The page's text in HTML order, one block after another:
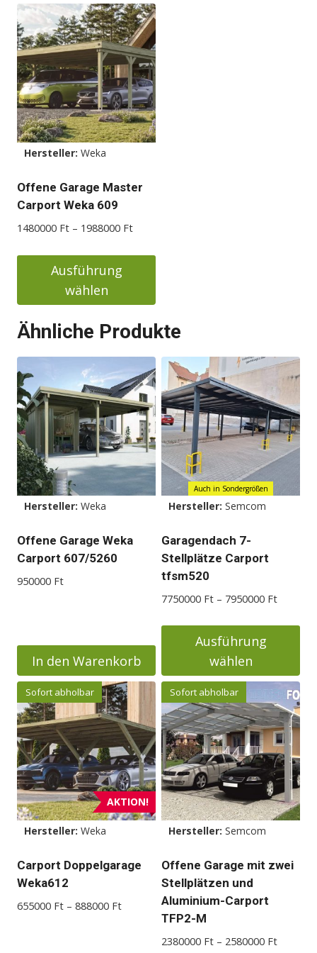
Hersteller: Weka
Offene Garage Master
Carport Weka 609
1480000 Ft – 1988000 FtPreisspanne:
bis
Ausführung
wählen
Produkt
mehrere
Varianten
auf.
Die
Optionen
können
auf
der
gewählt
werden
Ähnliche Produkte
Hersteller: Weka
Offene Garage Weka
Carport 607/5260
950000 Ft
In den Warenkorb
Auch in Sondergrößen
Hersteller: Semcom
Garagendach 7-
Stellplätze Carport
tfsm520
7750000 Ft – 7950000 Ft
bis
Ausführung
wählen
Dieses
Produkt
weist
mehrere
Varianten
auf.
Die
Optionen
können
auf
der
Produktseite
gewählt
AKTION!
Sofort abholbar
Hersteller: Weka
Carport Doppelgarage
Weka612
655000 Ft – 888000 FtPreisspanne:
655000 Ft
Sofort abholbar
Hersteller: Semcom
Offene Garage mit zwei
Stellplätzen und
Aluminium-Carport
TFP2-M
2380000 Ft – 2580000 Ft